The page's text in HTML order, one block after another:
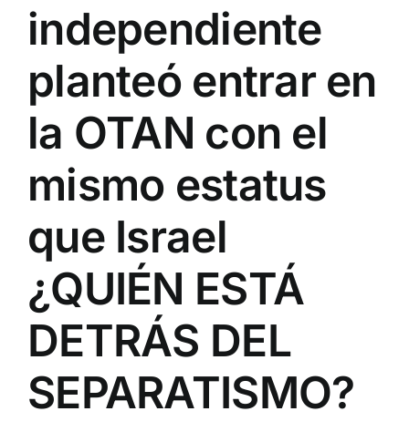
independiente
planteó entrar en
la OTAN con el
mismo estatus
que Israel
¿QUIÉN ESTÁ
DETRÁS DEL
SEPARATISMO?